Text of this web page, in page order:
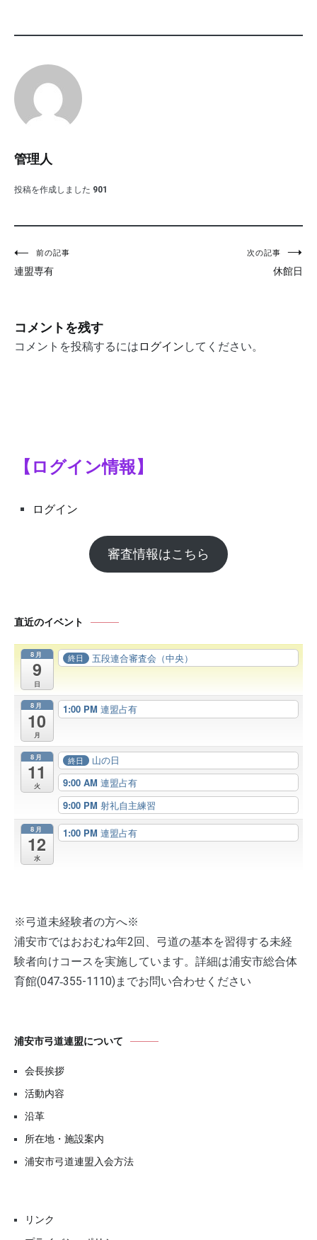
管理人
投稿を作成しました 901
投
稿
ビ
ゲ
前の記事
連盟専有
次の記事
休館日
コメントを残す
コメントを投稿するには ログイン してください。
【ログイン情報】
ログイン
審査情報はこちら
直近のイベント
8月
9
日
終日 五段連合審査会（中央）
8月
10
月
1:00 PM 連盟占有
8月
11
火
終日
山の日
9:00 AM 連盟占有
9:00 PM 射礼自主練習
8月
12
水
1:00 PM 連盟占有
※弓道未経験者の方へ※
浦安市ではおおむね年2回、弓道の基本を習得する未経
験者向けコースを実施しています。詳細は浦安市総合体
育館(047‐355-1110)までお問い合わせください
浦安市弓道連盟について
会長挨拶
活動内容
沿革
所在地・施設案内
浦安市弓道連盟入会方法
リンク